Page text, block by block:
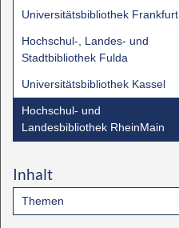
Universitätsbibliothek Frankfurt
Hochschul-, Landes- und
Stadtbibliothek Fulda
Universitätsbibliothek Kassel
Hochschul- und
Landesbibliothek RheinMain
Inhalt
Themen